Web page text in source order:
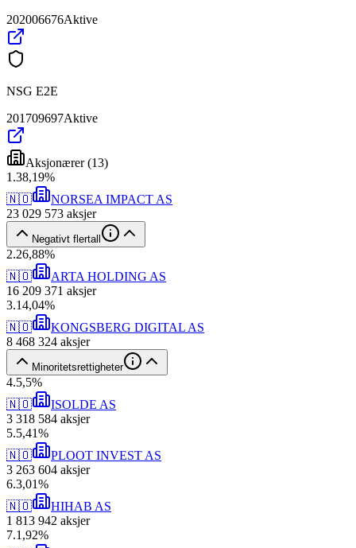
202006676Aktive
NSG E2E
201709697Aktive
Aksjonærer(13)
1 .38,19%
🇳🇴
NORSEA IMPACT AS
23 029 573 aksjer
Negativt flertall
2.26,88%
🇳🇴
ARTA HOLDING AS
16 209 371 aksjer
3.14,04%
🇳🇴
KONGSBERG DIGITAL AS
8 468 324 aksjer
Minoritetsrettigheter
4.5,5%
🇳🇴
ISOLDE AS
3 318 584 aksjer
5.5,41%
🇳🇴
PLOOT INVEST AS
3 263 604 aksjer
6.3,01%
🇳🇴
HIHAB AS
1 813 942 aksjer
7.1,92%